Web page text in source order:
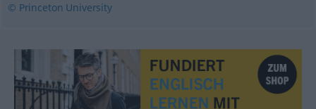
© Princeton University